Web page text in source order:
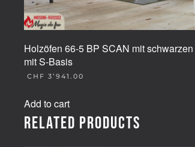
Holzöfen 66-5 BP SCAN mit schwarzen
mit S-Basis
CHF 3’941.00
Add to cart
Related products